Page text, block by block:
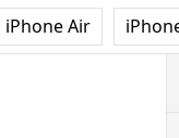
iPhone Air